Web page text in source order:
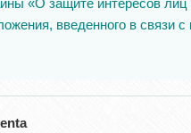
«О защите интересов
введенного в связи